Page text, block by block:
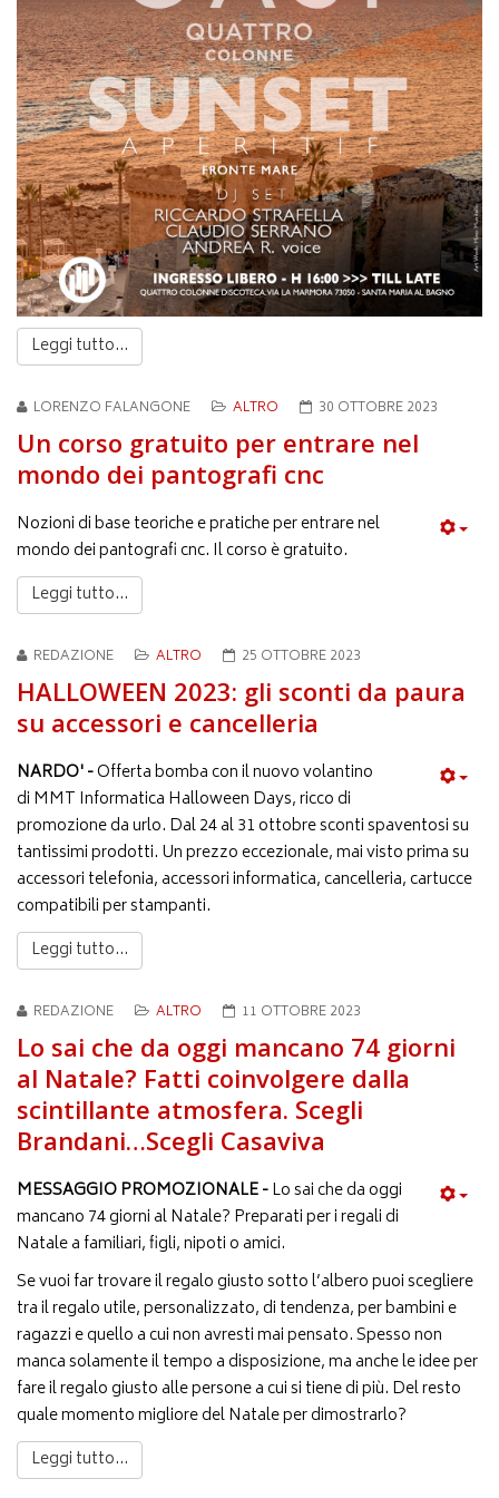
Leggi tutto...
LORENZO FALANGONE ALTRO 30 OTTOBRE 2023
Un corso gratuito per entrare nel
mondo dei pantografi cnc
Nozioni di base teoriche e pratiche per entrare nel
mondo dei pantografi cnc. Il corso è gratuito.
Leggi tutto...
REDAZIONE ALTRO 25 OTTOBRE 2023
HALLOWEEN 2023: gli sconti da paura
su accessori e cancelleria
NARDO' -Offerta bomba con il nuovo volantino
di MMT Informatica Halloween Days, ricco di
promozione da urlo. Dal 24 al 31 ottobre sconti spaventosi su
tantissimi prodotti. Un prezzo eccezionale, mai visto prima su
accessori telefonia, accessori informatica, cancelleria, cartucce
compatibili per stampanti.
Leggi tutto...
REDAZIONE ALTRO 11 OTTOBRE 2023
Lo sai che da oggi mancano 74 giorni
al Natale? Fatti coinvolgere dalla
scintillante atmosfera. Scegli
Brandani…Scegli Casaviva
MESSAGGIO PROMOZIONALE -Lo sai che da oggi
mancano 74 giorni al Natale? Preparati per i regali di
Natale a familiari, figli, nipoti o amici.
Se vuoi far trovare il regalo giusto sotto l’albero puoi scegliere
tra il regalo utile, personalizzato, di tendenza, per bambini e
ragazzi e quello a cui non avresti mai pensato. Spesso non
manca solamente il tempo a disposizione, ma anche le idee per
fare il regalo giusto alle persone a cui si tiene di più. Del resto
quale momento migliore del Natale per dimostrarlo?
Leggi tutto...